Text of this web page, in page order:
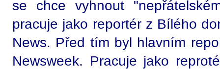
se chce vyhnout
pracuje jako reportér z Bílého
News. Před tím byl hlavním
Newsweek. Pracuje jako